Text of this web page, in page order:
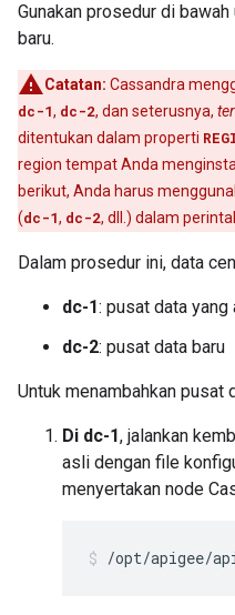
Gunakan prosedur di
baru.
Catatan: Cassandra
dc-1, dc-2, dan seterusnya,
ditentukan dalam properti
region tempat Anda
berikut, Anda harus
(dc-1, dc-2, dll.) dalam
Dalam prosedur ini, data
dc-1: pusat data yang
dc-2: pusat data baru
Untuk menambahkan pusat
Di dc-1, jalankan
asli dengan file
menyertakan node
/opt/apigee/